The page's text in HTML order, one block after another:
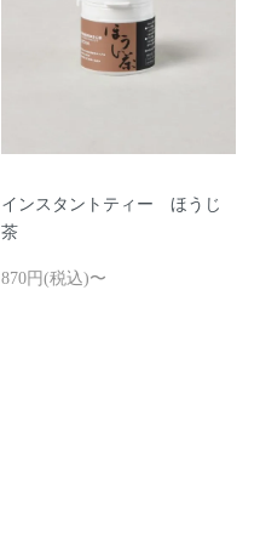
インスタントティー ほうじ
茶
870円(税込)〜